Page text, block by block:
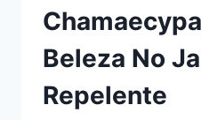
Beleza No
Repelente